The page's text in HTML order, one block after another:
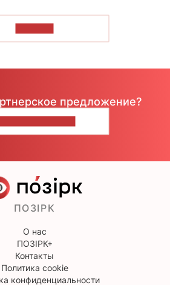
предложение?
ПОЗІРК
О нас
ПОЗІРК+
Контакты
Политика cookie
конфиденциальности